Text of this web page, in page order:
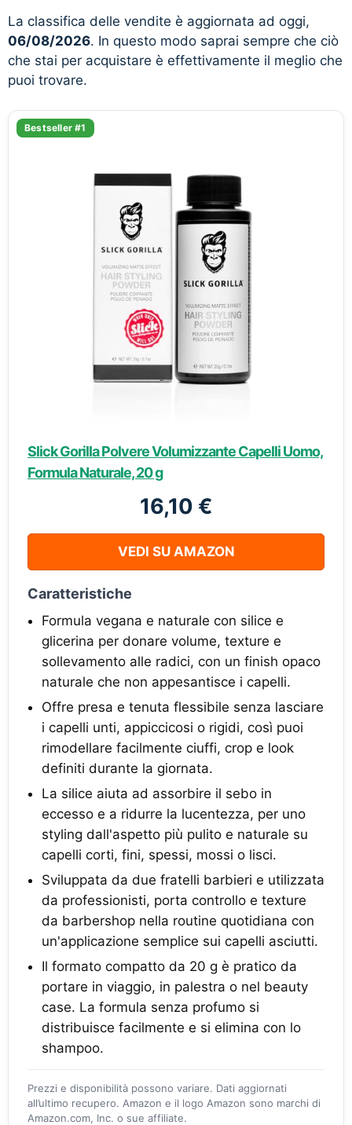
La classifica delle vendite è aggiornata ad oggi,
06/08/2026. In questo modo saprai sempre che ciò
che stai per acquistare è effettivamente il meglio che
puoi trovare.
Bestseller #1
Slick Gorilla Polvere Volumizzante Capelli Uomo,
Formula Naturale, 20 g
16,10 €
VEDI SU AMAZON
Caratteristiche
Formula vegana e naturale con silice e
glicerina per donare volume, texture e
sollevamento alle radici, con un finish opaco
naturale che non appesantisce i capelli.
Offre presa e tenuta flessibile senza lasciare
i capelli unti, appiccicosi o rigidi, così puoi
rimodellare facilmente ciuffi, crop e look
definiti durante la giornata.
La silice aiuta ad assorbire il sebo in
eccesso e a ridurre la lucentezza, per uno
styling dall'aspetto più pulito e naturale su
capelli corti, fini, spessi, mossi o lisci.
Sviluppata da due fratelli barbieri e utilizzata
da professionisti, porta controllo e texture
da barbershop nella routine quotidiana con
un'applicazione semplice sui capelli asciutti.
Il formato compatto da 20 g è pratico da
portare in viaggio, in palestra o nel beauty
case. La formula senza profumo si
distribuisce facilmente e si elimina con lo
shampoo.
Prezzi e disponibilità possono variare. Dati aggiornati
all’ultimo recupero. Amazon e il logo Amazon sono marchi di
Amazon.com, Inc. o sue affiliate.